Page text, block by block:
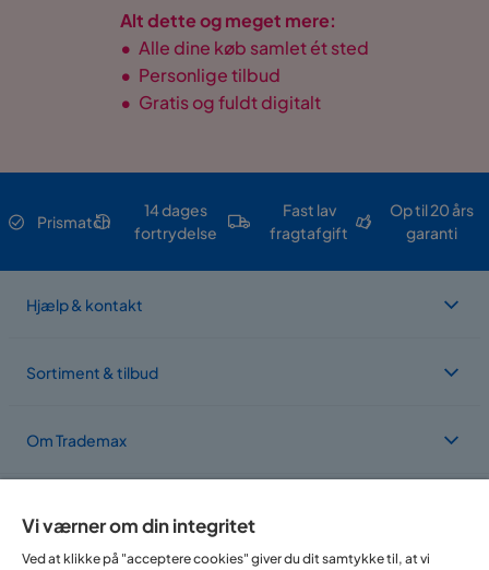
Alt dette og meget mere:
• Alle dine køb samlet ét sted
• Personlige tilbud
• Gratis og fuldt digitalt
Prismatch
14 dages
fortrydelse
Fast lav
fragtafgift
Op til 20 års
garanti
Hjælp & kontakt
Sortiment & tilbud
Om Trademax
Vi findes i flere forskellige lande
Vi værner om din integritet
Ved at klikke på "acceptere cookies" giver du dit samtykke til, at vi